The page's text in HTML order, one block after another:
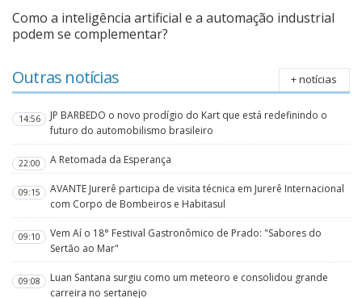
Como a inteligência artificial e a automação industrial
podem se complementar?
Outras notícias + notícias
14:56
JP BARBEDO o novo prodígio do Kart que está redefinindo o
futuro do automobilismo brasileiro
22:00 A Retomada da Esperança
09:15
AVANTE Jurerê participa de visita técnica em Jurerê Internacional
com Corpo de Bombeiros e Habitasul
09:10
Vem Aí o 18° Festival Gastronômico de Prado: "Sabores do
Sertão ao Mar"
09:08
Luan Santana surgiu como um meteoro e consolidou grande
carreira no sertanejo